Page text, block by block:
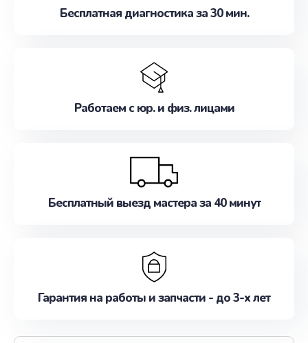
Бесплатная диагностика за 30 мин.
Работаем с юр. и физ. лицами
Бесплатный выезд мастера за 40 минут
Гарантия на работы и запчасти - до 3-х лет